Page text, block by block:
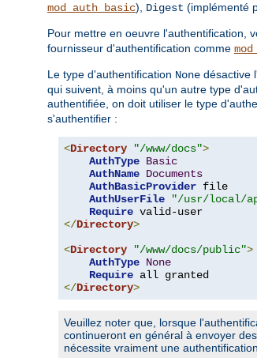
mod_auth_basic), Digest (implémenté
Pour mettre en oeuvre l'authentification,
fournisseur d'authentification comme
Le type d'authentification None désactive
qui suivent, à moins qu'un autre type
authentifiée, on doit utiliser le type
s'authentifier :
<Directory "/www/docs">
AuthType Basic
AuthName Documents
AuthBasicProvider file
AuthUserFile
"/usr/local/
Require
</Directory>
<Directory "/www/docs/public">
AuthType None
Require
</Directory>
Veuillez noter que, lorsque
continueront en général à envoyer
nécessite vraiment une